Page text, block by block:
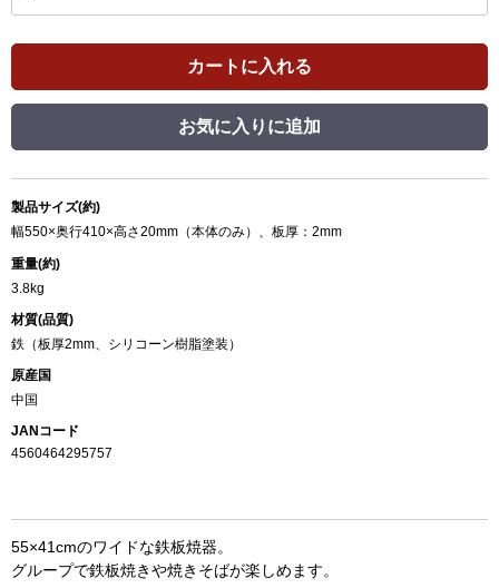
カートに入れる
お気に入りに追加
製品サイズ(約)
幅550×奥行410×高さ20mm（本体のみ）、板厚：2mm
重量(約)
3.8kg
材質(品質)
鉄（板厚2mm、シリコーン樹脂塗装）
原産国
中国
JANコード
4560464295757
55×41cmのワイドな鉄板焼器。
グループで鉄板焼きや焼きそばが楽しめます。